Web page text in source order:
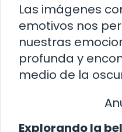
Las imágenes
emotivos nos
nuestras
profunda y
medio de la
Explorando la